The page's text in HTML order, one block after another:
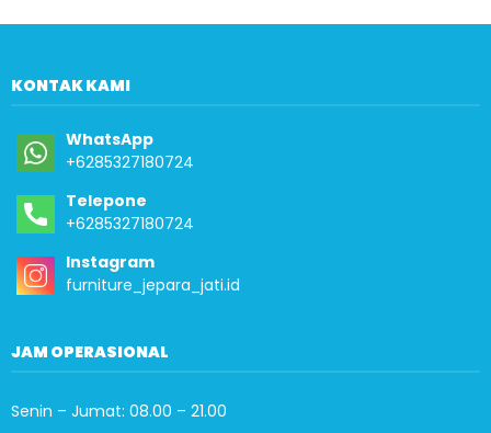
KONTAK KAMI
WhatsApp
+6285327180724
Telepone
+6285327180724
Instagram
furniture_jepara_jati.id
JAM OPERASIONAL
Senin – Jumat: 08.00 – 21.00